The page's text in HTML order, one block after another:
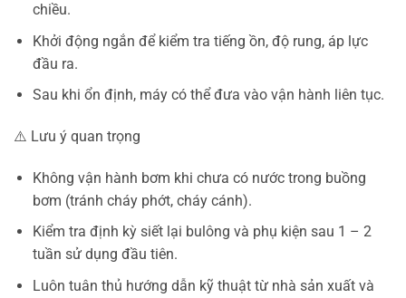
chiều.
Khởi động ngắn để kiểm tra tiếng ồn, độ rung, áp lực
đầu ra.
Sau khi ổn định, máy có thể đưa vào vận hành liên tục.
⚠️ Lưu ý quan trọng
Không vận hành bơm khi chưa có nước trong buồng
bơm (tránh cháy phớt, cháy cánh).
Kiểm tra định kỳ siết lại bulông và phụ kiện sau 1 – 2
tuần sử dụng đầu tiên.
Luôn tuân thủ hướng dẫn kỹ thuật từ nhà sản xuất và